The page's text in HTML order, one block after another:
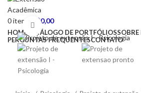
0items R$0,00
HOME CATÁLOGO DE PORTFÓLIOSSOBRE
PERGUNTAS FREQUENTESCONTATO
Click to enlarge